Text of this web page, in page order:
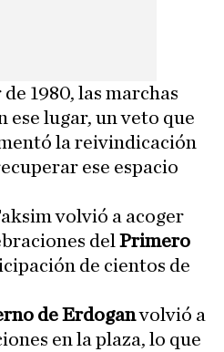
1980, las marchas
ese lugar, un veto que
la reivindicación
ese espacio
volvió a acoger
del Primero
de cientos de
de Erdoganvolvió a
en la plaza, lo que